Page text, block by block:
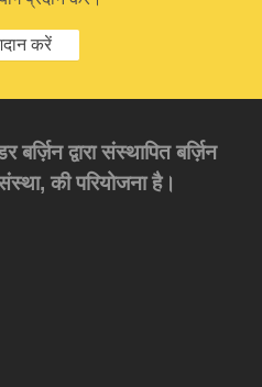
करें
द्वारा संस्थापित बर्ज़िन
की परियोजना है।